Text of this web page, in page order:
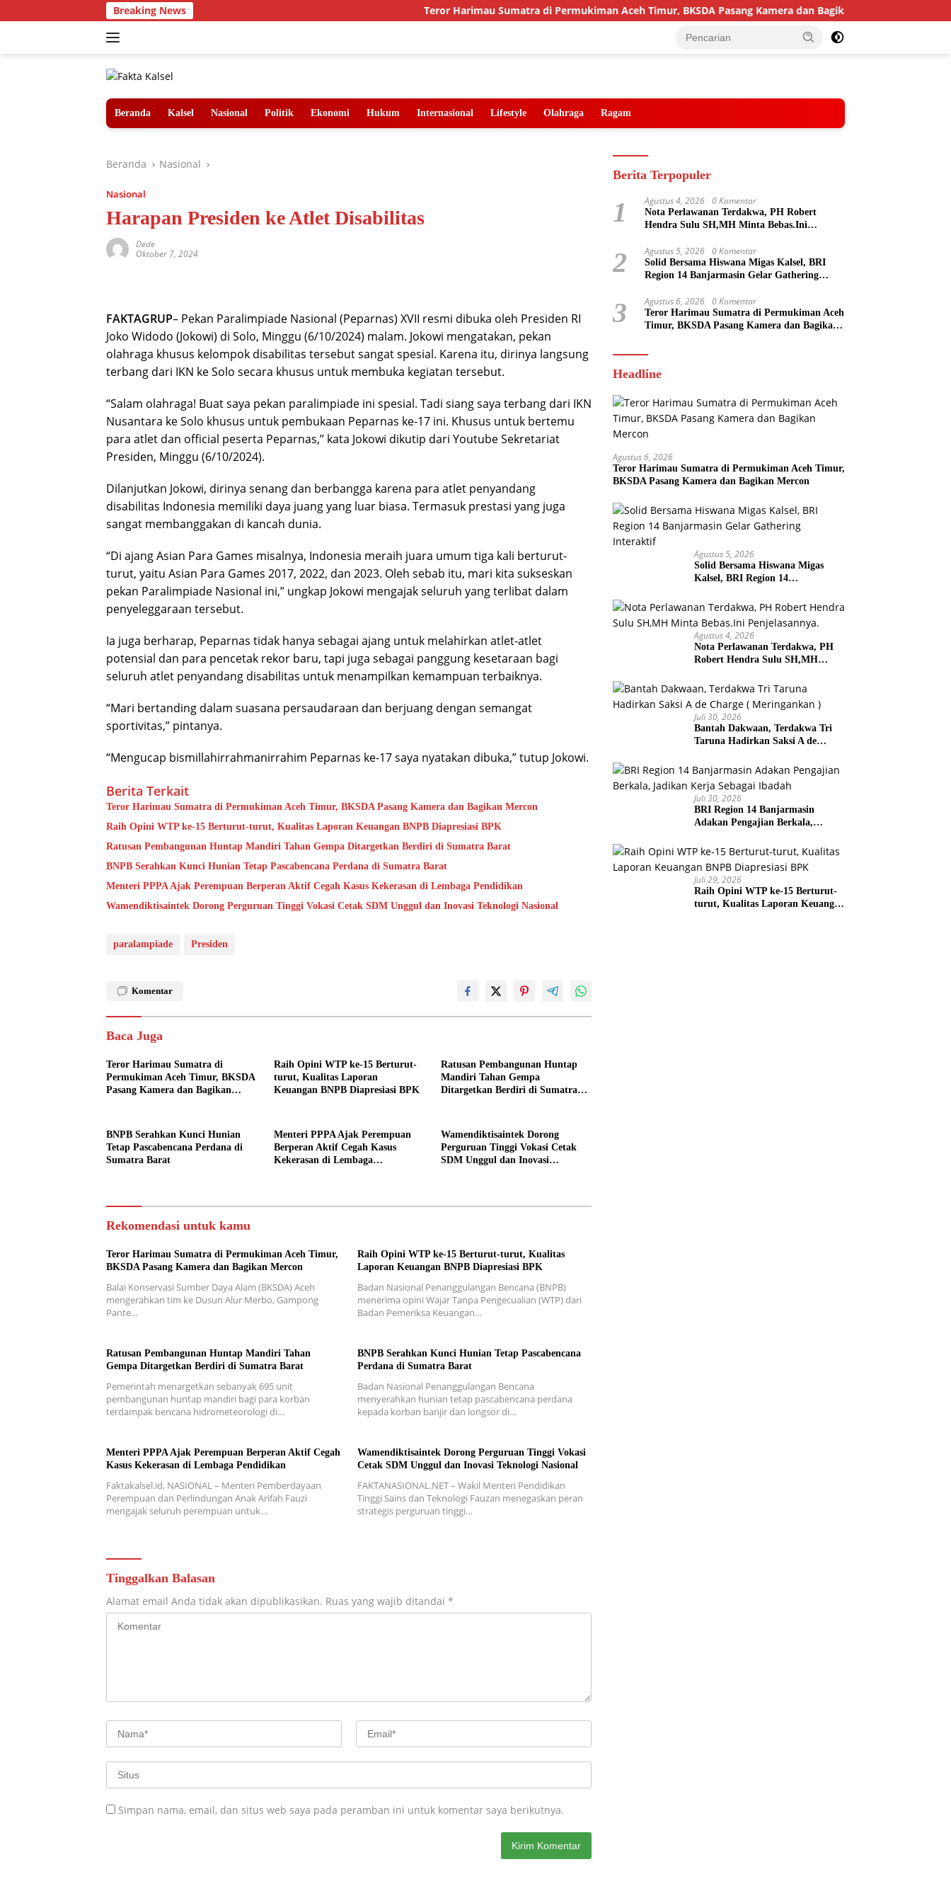
ke
Breaking News Teror Harimau Sumatra di Permukiman Aceh Timur, BKSDA Pasang Kamera dan Bagikan Mercon
Beranda Kalsel Nasional Politik Ekonomi Hukum Internasional Lifestyle Olahraga Ragam
Beranda Nasional
Nasional
Harapan Presiden ke Atlet Disabilitas
Dede
Oktober 7, 2024
FAKTAGRUP– Pekan Paralimpiade Nasional (Peparnas) XVII resmi dibuka oleh Presiden RI
Joko Widodo (Jokowi) di Solo, Minggu (6/10/2024) malam. Jokowi mengatakan, pekan
olahraga khusus kelompok disabilitas tersebut sangat spesial. Karena itu, dirinya langsung
terbang dari IKN ke Solo secara khusus untuk membuka kegiatan tersebut.
“Salam olahraga! Buat saya pekan paralimpiade ini spesial. Tadi siang saya terbang dari IKN
Nusantara ke Solo khusus untuk pembukaan Peparnas ke-17 ini. Khusus untuk bertemu
para atlet dan official peserta Peparnas,” kata Jokowi dikutip dari Youtube Sekretariat
Presiden, Minggu (6/10/2024).
Dilanjutkan Jokowi, dirinya senang dan berbangga karena para atlet penyandang
disabilitas Indonesia memiliki daya juang yang luar biasa. Termasuk prestasi yang juga
sangat membanggakan di kancah dunia.
“Di ajang Asian Para Games misalnya, Indonesia meraih juara umum tiga kali berturut-
turut, yaitu Asian Para Games 2017, 2022, dan 2023. Oleh sebab itu, mari kita sukseskan
pekan Paralimpiade Nasional ini,” ungkap Jokowi mengajak seluruh yang terlibat dalam
penyeleggaraan tersebut.
Ia juga berharap, Peparnas tidak hanya sebagai ajang untuk melahirkan atlet-atlet
potensial dan para pencetak rekor baru, tapi juga sebagai panggung kesetaraan bagi
seluruh atlet penyandang disabilitas untuk menampilkan kemampuan terbaiknya.
“Mari bertanding dalam suasana persaudaraan dan berjuang dengan semangat
sportivitas,” pintanya.
“Mengucap bismillahirrahmanirrahim Peparnas ke-17 saya nyatakan dibuka,” tutup Jokowi.
Berita Terkait
Teror Harimau Sumatra di Permukiman Aceh Timur, BKSDA Pasang Kamera dan Bagikan Mercon
Raih Opini WTP ke-15 Berturut-turut, Kualitas Laporan Keuangan BNPB Diapresiasi BPK
Ratusan Pembangunan Huntap Mandiri Tahan Gempa Ditargetkan Berdiri di Sumatra Barat
BNPB Serahkan Kunci Hunian Tetap Pascabencana Perdana di Sumatra Barat
Menteri PPPA Ajak Perempuan Berperan Aktif Cegah Kasus Kekerasan di Lembaga Pendidikan
Wamendiktisaintek Dorong Perguruan Tinggi Vokasi Cetak SDM Unggul dan Inovasi Teknologi Nasional
paralampiade Presiden
Komentar
Baca Juga
Teror Harimau Sumatra di
Permukiman Aceh Timur, BKSDA
Pasang Kamera dan Bagikan
Raih Opini WTP ke-15 Berturut-
turut, Kualitas Laporan
Keuangan BNPB Diapresiasi BPK
Ratusan Pembangunan Huntap
Mandiri Tahan Gempa
Ditargetkan Berdiri di Sumatra
BNPB Serahkan Kunci Hunian
Tetap Pascabencana Perdana di
Sumatra Barat
Menteri PPPA Ajak Perempuan
Berperan Aktif Cegah Kasus
Kekerasan di Lembaga
Wamendiktisaintek Dorong
Perguruan Tinggi Vokasi Cetak
SDM Unggul dan Inovasi
Rekomendasi untuk kamu
Teror Harimau Sumatra di Permukiman Aceh Timur,
BKSDA Pasang Kamera dan Bagikan Mercon
Balai Konservasi Sumber Daya Alam (BKSDA) Aceh
mengerahkan tim ke Dusun Alur Merbo, Gampong
Pante…
Raih Opini WTP ke-15 Berturut-turut, Kualitas
Laporan Keuangan BNPB Diapresiasi BPK
Badan Nasional Penanggulangan Bencana (BNPB)
menerima opini Wajar Tanpa Pengecualian (WTP) dari
Badan Pemeriksa Keuangan…
Ratusan Pembangunan Huntap Mandiri Tahan
Gempa Ditargetkan Berdiri di Sumatra Barat
Pemerintah menargetkan sebanyak 695 unit
pembangunan huntap mandiri bagi para korban
terdampak bencana hidrometeorologi di…
BNPB Serahkan Kunci Hunian Tetap Pascabencana
Perdana di Sumatra Barat
Badan Nasional Penanggulangan Bencana
menyerahkan hunian tetap pascabencana perdana
kepada korban banjir dan longsor di…
Menteri PPPA Ajak Perempuan Berperan Aktif Cegah
Kasus Kekerasan di Lembaga Pendidikan
Faktakalsel.id, NASIONAL – Menteri Pemberdayaan
Perempuan dan Perlindungan Anak Arifah Fauzi
mengajak seluruh perempuan untuk…
Wamendiktisaintek Dorong Perguruan Tinggi Vokasi
Cetak SDM Unggul dan Inovasi Teknologi Nasional
FAKTANASIONAL.NET – Wakil Menteri Pendidikan
Tinggi Sains dan Teknologi Fauzan menegaskan peran
strategis perguruan tinggi…
Tinggalkan Balasan
Alamat email Anda tidak akan dipublikasikan. Ruas yang wajib ditandai *
Simpan nama, email, dan situs web saya pada peramban ini untuk komentar saya berikutnya.
Berita Terpopuler
1 Agustus 4, 2026 0 Komentar
Nota Perlawanan Terdakwa, PH Robert
Hendra Sulu SH,MH Minta Bebas.Ini
2 Agustus 5, 2026 0 Komentar
Solid Bersama Hiswana Migas Kalsel, BRI
Region 14 Banjarmasin Gelar Gathering
3 Agustus 6, 2026 0 Komentar
Teror Harimau Sumatra di Permukiman Aceh
Timur, BKSDA Pasang Kamera dan Bagikan
Headline
Agustus 6, 2026
Teror Harimau Sumatra di Permukiman Aceh Timur,
BKSDA Pasang Kamera dan Bagikan Mercon
Agustus 5, 2026
Solid Bersama Hiswana Migas
Kalsel, BRI Region 14
Interaktif
Agustus 4, 2026
Nota Perlawanan Terdakwa, PH
Robert Hendra Sulu SH,MH
Juli 30, 2026
Bantah Dakwaan, Terdakwa Tri
Taruna Hadirkan Saksi A de
Juli 30, 2026
BRI Region 14 Banjarmasin
Adakan Pengajian Berkala,
Juli 29, 2026
Raih Opini WTP ke-15 Berturut-
turut, Kualitas Laporan Keuangan